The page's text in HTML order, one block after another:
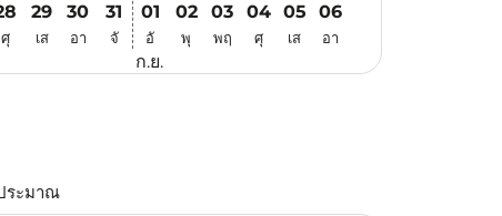
ศุ
29
เส
30
อา
31
จั
01
อั
ก.ย.
02
พุ
03
พฤ
04
ศุ
05
เส
06
อา
ระมาณ